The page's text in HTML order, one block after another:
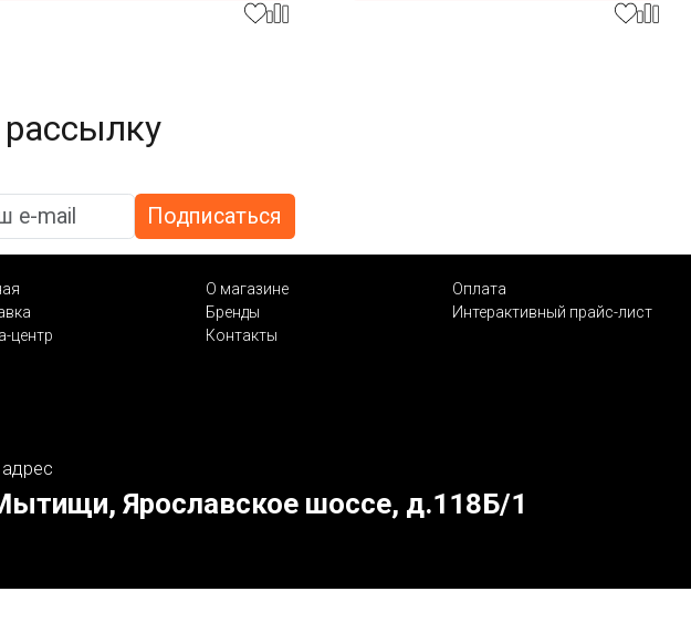
О магазине
Оплата
Бренды
Интерактивный прайс-лист
центр
Контакты
Ярославское шоссе, д.118Б/1